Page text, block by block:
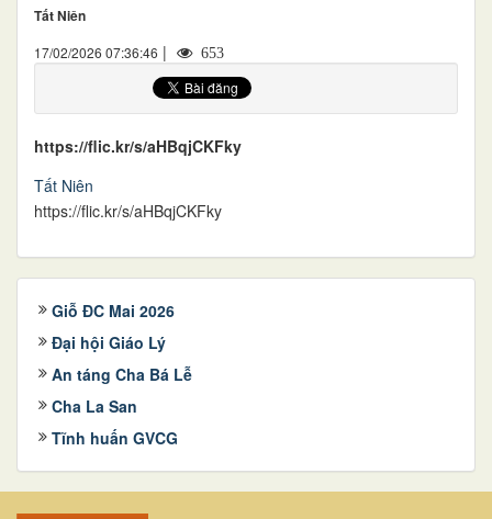
Tất Niên
17/02/2026 07:36:46 | 653
https://flic.kr/s/aHBqjCKFky
Tất Niên
https://flic.kr/s/aHBqjCKFky
Giỗ ĐC Mai 2026
Đại hội Giáo Lý
An táng Cha Bá Lễ
Cha La San
Tĩnh huấn GVCG